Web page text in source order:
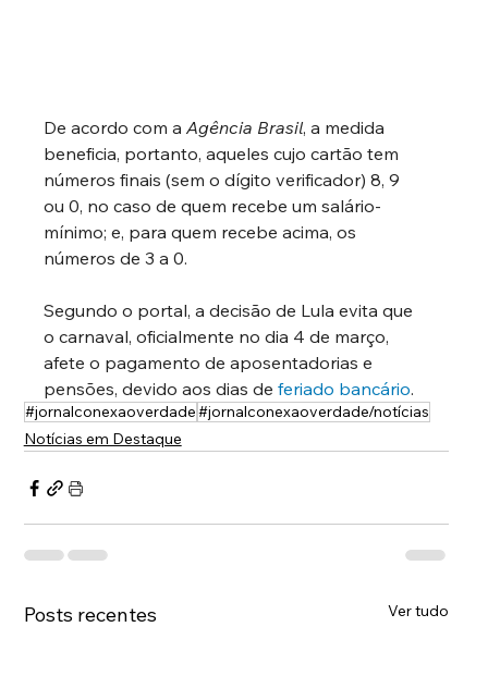
De acordo com a Agência Brasil, a medida
beneficia, portanto, aqueles cujo cartão tem
números finais (sem o dígito verificador) 8, 9
ou 0, no caso de quem recebe um salário-
mínimo; e, para quem recebe acima, os
números de 3 a 0.
Segundo o portal, a decisão de Lula evita que
o carnaval, oficialmente no dia 4 de março,
afete o pagamento de aposentadorias e
pensões, devido aos dias de feriado bancário.
#jornalconexaoverdade#jornalconexaoverdade/notícias
Notícias em Destaque
Posts recentes Ver tudo